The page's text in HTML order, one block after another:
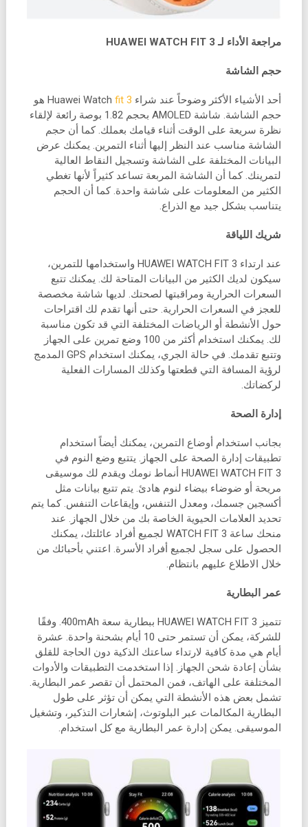
مراجعة الأداء لـ HUAWEI WATCH FIT 3
حجم الشاشة
أحد الأشياء الأكثر وضوحاً عند شراء Huawei Watch fit 3
هو
حجم الشاشة. شاشة AMOLED بحجم 1.82 بوصة رائعة لإلقاء
نظرة سريعة على الوقت أثناء قيامك بعملك. كما أن حجم
الشاشة مناسب عند النظر إليها أثناء التمرين. يمكنك عرض
البيانات المختلفة على الشاشة وتسجيل النقاط العالية
لتمرينك. كما أن الشاشة المربعة تساعد كثيراً لأنها تغطي
الكثير من المعلومات على شاشة واحدة. كما أن الحجم
يتناسب بشكل جيد مع الذراع.
شريك اللياقة
عند ارتداء HUAWEI WATCH FIT 3 واستخدامها للتمرين،
سيكون لديك الكثير من البيانات المتاحة لك. يمكنك تتبع
السعرات الحرارية ومراقبتها لصحتك. لديها شاشة مخصصة
للعجز في السعرات الحرارية. حتى أنها تقدم لك اقتراحات
حول الأنشطة أو الرياضات المختلفة التي قد تكون مناسبة
لك. يمكنك استخدام أكثر من 100 وضع تمرين على الجهاز
وتتبع تقدمك. في حالة الجري، يمكنك استخدام GPS المدمج
لرؤية المسافة التي قطعتها وكذلك المسارات الفعلية
لركضاتك.
إدارة الصحة
بجانب استخدام أوضاع التمرين، يمكنك أيضاً استخدام
تطبيقات إدارة الصحة على الجهاز. يتتبع وضع النوم في
HUAWEI WATCH FIT 3 أنماط نومك ويقدم لك موسيقى
مريحة أو ضوضاء بيضاء لنوم هادئ. يتم تتبع بيانات مثل
أكسجين جسمك، ومعدل التنفس، وإيقاعات التنفس. كما يتم
تحديد العلامات الحيوية الخاصة بك من خلال الجهاز. عند
منحك ساعة WATCH FIT 3 لجميع أفراد عائلتك، يمكنك
الحصول على سجل لجميع أفراد الأسرة. اعتني بأحبائك من
خلال الاطلاع عليهم بانتظام.
عمر البطارية
تتميز HUAWEI WATCH FIT 3 ببطارية سعة 400mAh. وفقًا
للشركة، يمكن أن تستمر حتى 10 أيام بشحنة واحدة. عشرة
أيام هي مدة كافية لارتداء ساعتك الذكية دون الحاجة للقلق
بشأن إعادة شحن الجهاز. إذا استخدمت التطبيقات والأدوات
المختلفة على الهاتف، فمن المحتمل أن تقصر عمر البطارية.
تشمل بعض هذه الأنشطة التي يمكن أن تؤثر على طول
البطارية المكالمات عبر البلوتوث، إشعارات التذكير، وتشغيل
الموسيقى. يمكن إدارة عمر البطارية مع كل استخدام.